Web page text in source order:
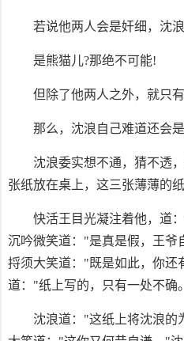
若说他两人会是奸细，沈
是熊猫儿?那绝不可能!
但除了他两人之外，就只有
那么，沈浪自己难道还会
沈浪委实想不通，猜不透
张纸放在桌上，这三张薄薄的
快活王目光凝注着他，道
沉吟微笑道："是真是假，王爷
捋须大笑道："既是如此，你还
道："纸上写的，只有一处不确
沈浪道："这纸上将沈浪的